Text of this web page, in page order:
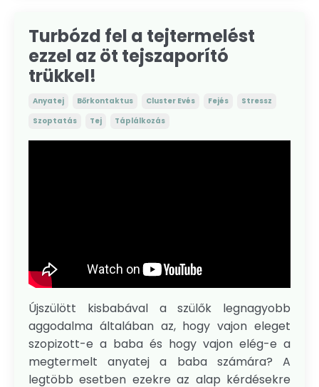
Turbózd fel a tejtermelést
ezzel az öt tejszaporító
trükkel!
Anyatej Bőrkontaktus Cluster Evés Fejés
Stressz
Szoptatás
Tej Táplálkozás
Újszülött kisbabával a szülők legnagyobb
aggodalma általában az, hogy vajon eleget
szopizott-e a baba és hogy vajon elég-e a
megtermelt anyatej a baba számára? A
legtöbb esetben ezekre az alap kérdésekre